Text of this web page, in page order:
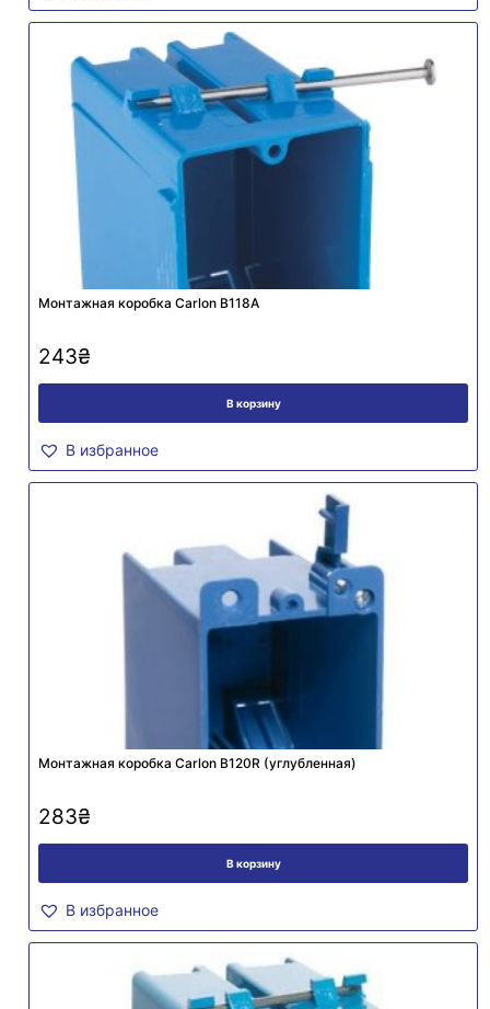
Монтажная коробка Carlon B118A
243₴
В корзину
В избранное
Монтажная коробка Carlon B120R (углубленная)
283₴
В корзину
В избранное